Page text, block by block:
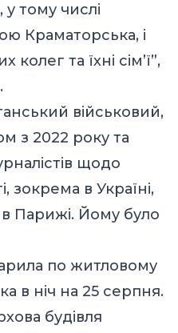
у тому числі
Краматорська, і
та їхні сім’ї”,
військовий,
з 2022 року та
щодо
зокрема в Україні,
в Парижі. Йому було
по житловому
в ніч на 25 серпня.
будівля